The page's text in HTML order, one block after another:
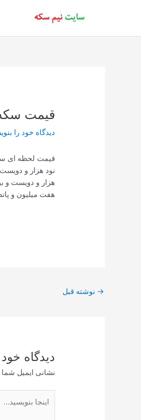
قیمت سکه امروز 2021/
دیدگاه‌ خود را
هزار و دویست و
هفت میلیون و پانصد هزار
پیمایش
→ نوشته قبل
دیدگاه‌
نشانی ایمیل
بنویسید…